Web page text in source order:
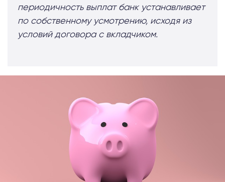
периодичность выплат банк устанавливает
по собственному усмотрению, исходя из
условий договора с вкладчиком.